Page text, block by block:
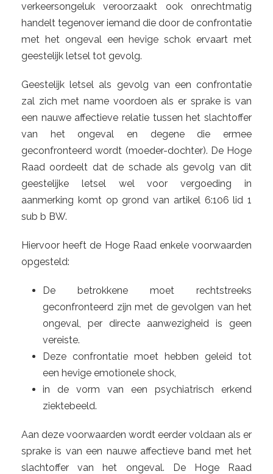
verkeersongeluk veroorzaakt ook onrechtmatig
handelt tegenover iemand die door de confrontatie
met het ongeval een hevige schok ervaart met
geestelijk letsel tot gevolg.
Geestelijk letsel als gevolg van een confrontatie
zal zich met name voordoen als er sprake is van
een nauwe affectieve relatie tussen het slachtoffer
van het ongeval en degene die ermee
geconfronteerd wordt (moeder-dochter). De Hoge
Raad oordeelt dat de schade als gevolg van dit
geestelijke letsel wel voor vergoeding in
aanmerking komt op grond van artikel 6:106 lid 1
sub b BW.
Hiervoor heeft de Hoge Raad enkele voorwaarden
opgesteld:
De betrokkene moet rechtstreeks
geconfronteerd zijn met de gevolgen van het
ongeval, per directe aanwezigheid is geen
vereiste.
Deze confrontatie moet hebben geleid tot
een hevige emotionele shock,
in de vorm van een psychiatrisch erkend
ziektebeeld.
Aan deze voorwaarden wordt eerder voldaan als er
sprake is van een nauwe affectieve band met het
slachtoffer van het ongeval. De Hoge Raad